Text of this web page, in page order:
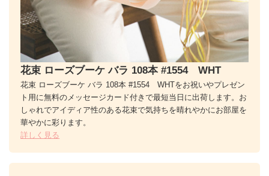
花束 ローズブーケ バラ 108本 #1554 WHT
花束 ローズブーケ バラ 108本 #1554 WHTをお祝いやプレゼン
ト用に無料のメッセージカード付きで最短当日に出荷します。お
しゃれでアイディア性のある花束で気持ちを晴れやかにお部屋を
華やかに彩ります。
詳しく見る